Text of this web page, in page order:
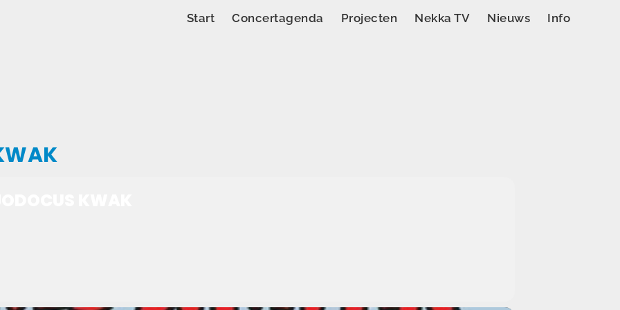
Start Concertagenda Projecten Nekka TV Nieuws Info